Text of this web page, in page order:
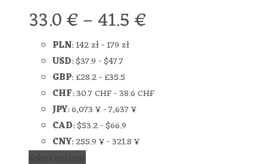
33.0€–41.5€
PLN:142 zł-179 zł
USD:$37.9-$47.7
GBP:£28.2-£35.5
CHF:30.7 CHF-38.6 CHF
JPY:6,073 ¥-7,637 ¥
CAD:$53.2-$66.9
CNY:255.9 ¥-321.8 ¥